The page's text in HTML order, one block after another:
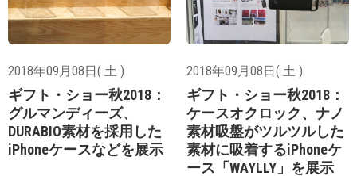
2018年09月08日( 土 )
ギフト・ショー秋2018：
グルマンディーズ、
DURABIO素材を採用した
iPhoneケースなどを展示
2018年09月08日( 土 )
ギフト・ショー秋2018：
ケースオクロック、ナノ
素材吸盤がツルツルした
素材に吸着するiPhoneケ
ース「WAYLLY」を展示